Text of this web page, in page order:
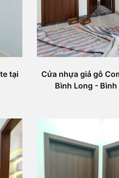
tại
Cửa nhựa giả gỗ
Bình Long -